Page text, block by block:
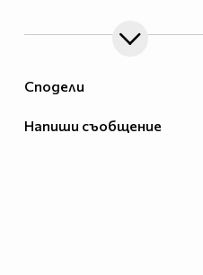
Сподели
Напиши съобщение
основите на риалити
телевизията в България, се
темата "Женско царство“
но и цялата отговорност в